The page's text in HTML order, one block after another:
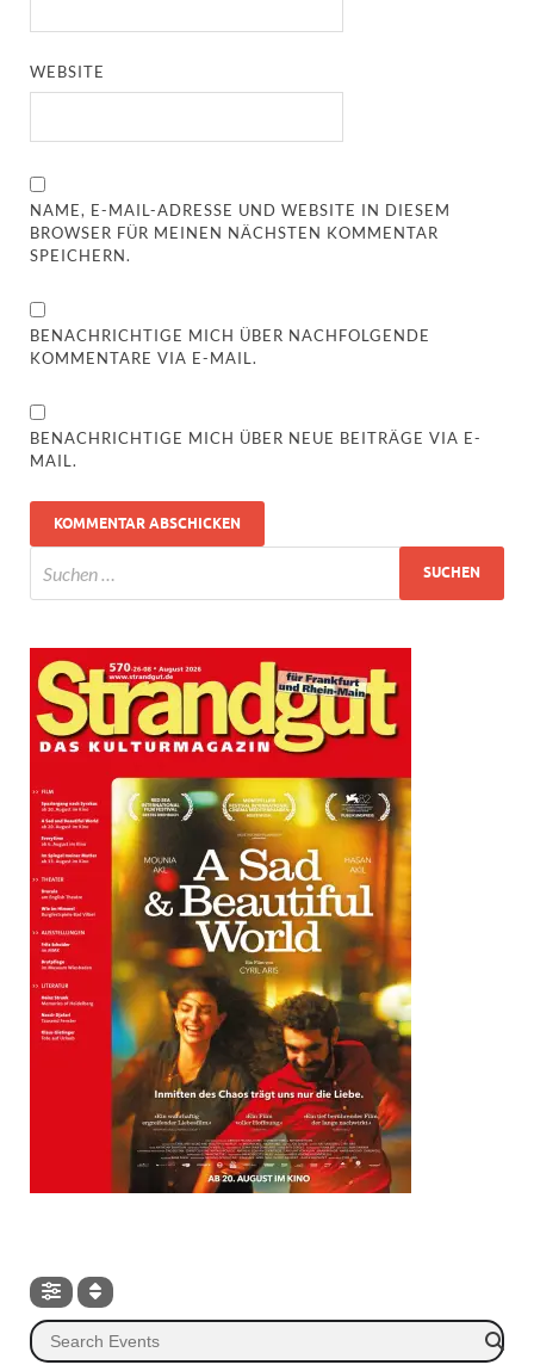
WEBSITE
NAME, E-MAIL-ADRESSE UND WEBSITE IN DIESEM
BROWSER FÜR MEINEN NÄCHSTEN KOMMENTAR
SPEICHERN.
BENACHRICHTIGE MICH ÜBER NACHFOLGENDE
KOMMENTARE VIA E-MAIL.
BENACHRICHTIGE MICH ÜBER NEUE BEITRÄGE VIA E-
MAIL.